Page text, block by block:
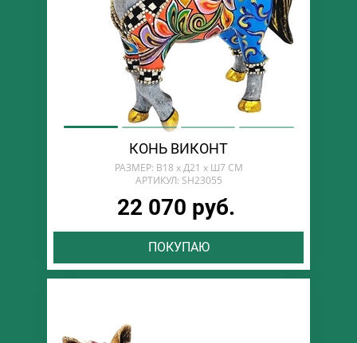
КОНЬ ВИКОНТ
РАЗМЕР: В18 х Д21 х Ш7 СМ
АРТИКУЛ: SH23055
22 070 руб.
ПОКУПАЮ